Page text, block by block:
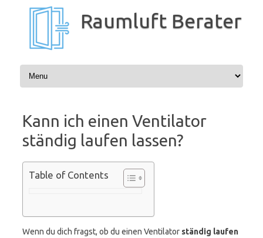
Inhalt
Raumluft Berater
Kann ich einen Ventilator
ständig laufen lassen?
Table of Contents
Wenn du dich fragst, ob du einen Ventilator ständig laufen